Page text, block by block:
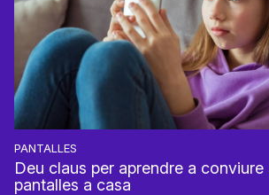
PANTALLES
Deu claus per aprendre a conviure
pantalles a casa